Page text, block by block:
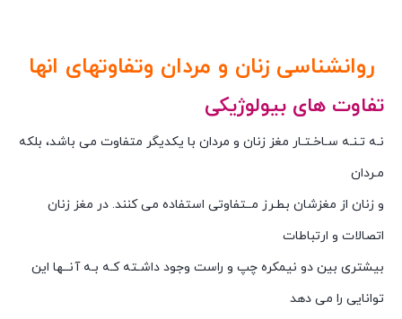
روانشناسی زنان و مردان وتفاوتهای انها
تفاوت های بیولوژیکی
نـه تـنـه سـاخـتـار مغز زنان و مردان با یکدیگر متفاوت می باشد، بلکه
مـردان
و زنان از مغزشان بطـرز مــتفاوتی استفاده می کنند. در مغز زنان
اتصالات و ارتباطات
بیشتری بین دو نیمکره چپ و راست وجود داشـته کـه بـه آنــها این
توانایی را می دهد